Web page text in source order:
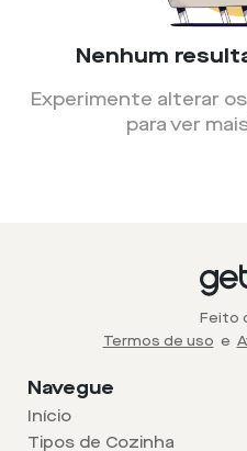
Nenhum
Experimente alterar
para ver
Feito
Termos de uso e
Navegue
Início
Tipos de Cozinha